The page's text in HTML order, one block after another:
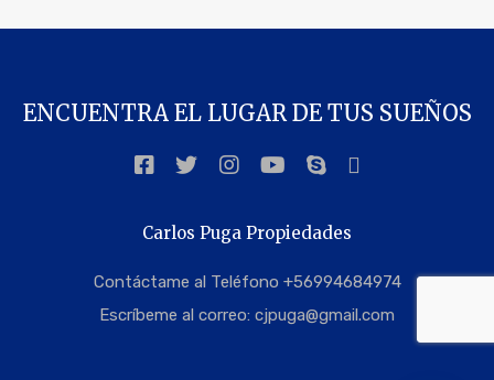
ENCUENTRA EL LUGAR DE TUS SUEÑOS
Carlos Puga Propiedades
Contáctame al Teléfono +56994684974
Escríbeme al correo: cjpuga@gmail.com